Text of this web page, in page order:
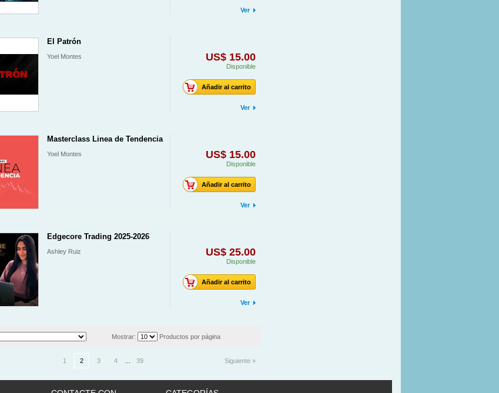
Ver
El Patrón
Yoel Montes US$ 15.00
Disponible
Añadir al carrito
Ver
Masterclass Linea de Tendencia
Yoel Montes US$ 15.00
Disponible
Añadir al carrito
Ver
Edgecore Trading 2025-2026
Ashley Ruiz US$ 25.00
Disponible
Añadir al carrito
Ver
Mostrar: Productos por página
1 2 3 4 39 Siguiente »